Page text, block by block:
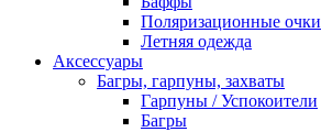
Поляризационные очки
Летняя одежда
Аксессуары
Багры, гарпуны, захваты
Гарпуны / Успокоители
Багры